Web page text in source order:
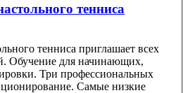
тенниса
тенниса приглашает всех
Обучение для начинающих,
Три профессиональных
Самые низкие